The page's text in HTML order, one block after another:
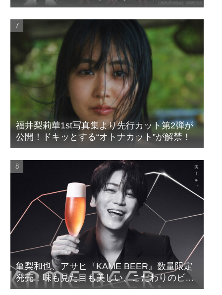
福井梨莉華1st写真集より先行カット第2弾が
公開！ドキッとする“オトナカット”が解禁！
亀梨和也、アサヒ『KAME BEER』数量限定
発売！味も見た目も美しい、こだわりのビー
ルがついに完成